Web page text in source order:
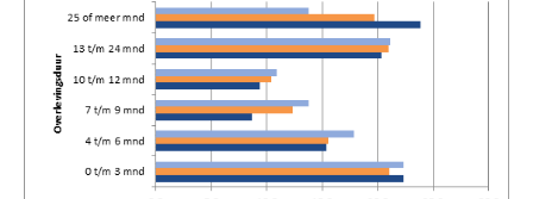
Sectoren met asbestblootstelling
Beroepen met asbestblootstelling
Bouw en Installatie
Hoe ontstaat mesothelioom